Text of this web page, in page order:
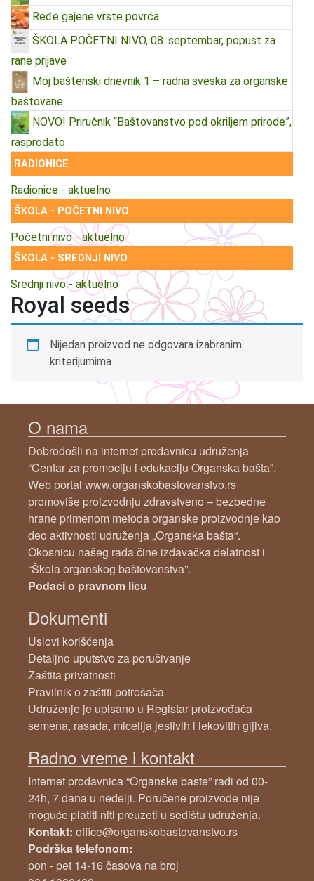
Ređe gajene vrste povrća
ŠKOLA POČETNI NIVO, 08. septembar, popust za
rane prijave
Moj baštenski dnevnik 1 – radna sveska za organske
baštovane
NOVO! Priručnik “Baštovanstvo pod okriljem prirode”,
rasprodato
RADIONICE
Radionice - aktuelno
ŠKOLA - POČETNI NIVO
Početni nivo - aktuelno
ŠKOLA - SREDNJI NIVO
Srednji nivo - aktuelno
Royal seeds
Nijedan proizvod ne odgovara izabranim
kriterijumima.
O nama
Dobrodošli na internet prodavnicu udruženja
“Centar za promociju i edukaciju Organska bašta”.
Web portal www.organskobastovanstvo.rs
promoviše proizvodnju zdravstveno – bezbedne
hrane primenom metoda organske proizvodnje kao
deo aktivnosti udruženja „Organska bašta“.
Okosnicu našeg rada čine izdavačka delatnost i
“Škola organskog baštovanstva”.
Podaci o pravnom licu
Dokumenti
Uslovi korišćenja
Detaljno uputstvo za poručivanje
Zaštita privatnosti
Pravilnik o zaštiti potrošača
Udruženje je upisano u Registar proizvođača
semena, rasada, micelija jestivih i lekovitih gljiva.
Radno vreme i kontakt
Internet prodavnica “Organske baste” radi od 00-
24h, 7 dana u nedelji. Poručene proizvode nije
moguće platiti niti preuzeti u sedištu udruženja.
Kontakt: office@organskobastovanstvo.rs
Podrška telefonom:
pon - pet 14-16 časova na broj